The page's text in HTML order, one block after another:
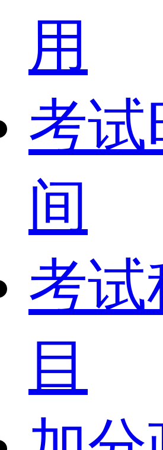
用
考试
间
考试
目